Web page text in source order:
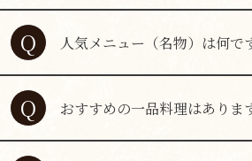
A
Q 人気メニュー（名物）は何で
A 定番の串カツはもちろん、ど
Q おすすめの一品料理はありま
A 小鉄名物の焼き枝豆、親鳥の